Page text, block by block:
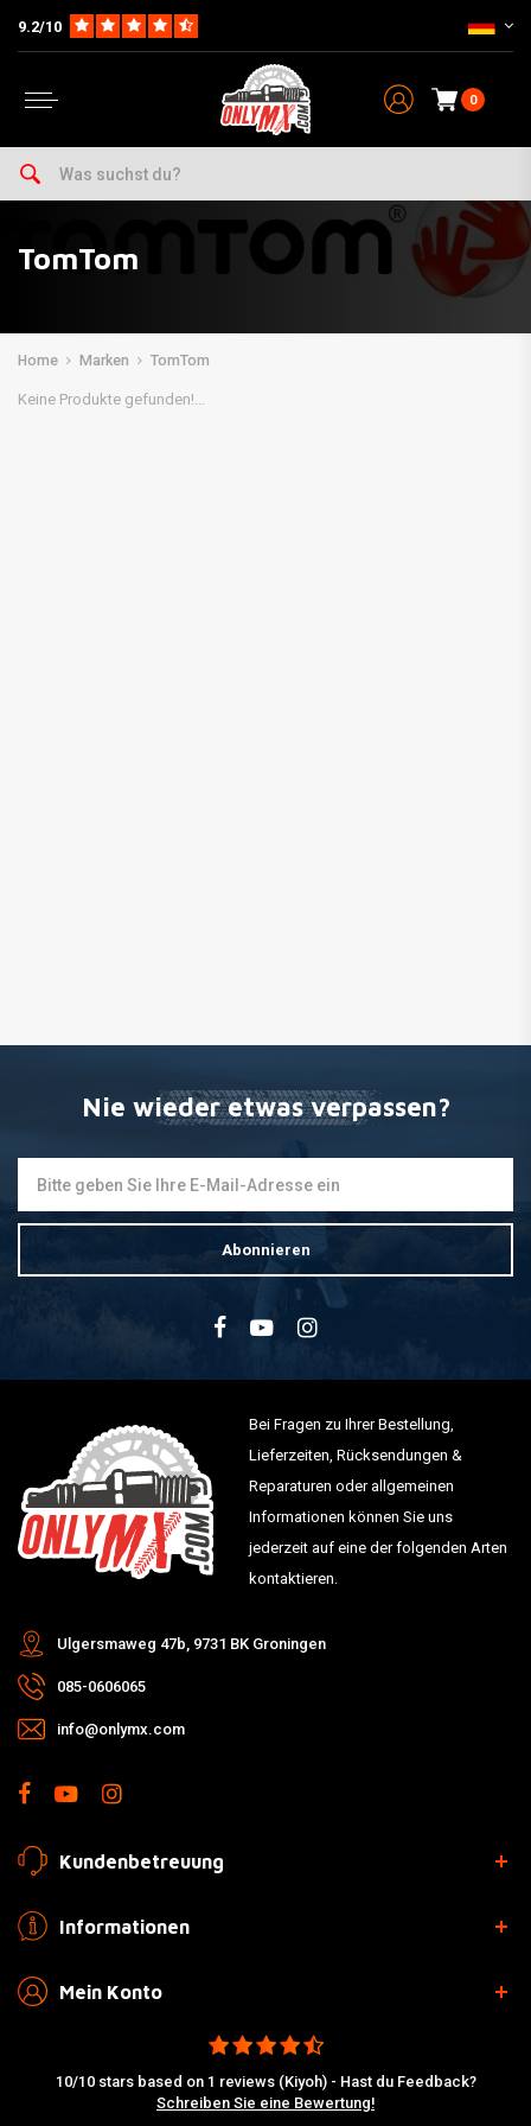
9.2/10
0
TomTom
Home Marken TomTom
Keine Produkte gefunden!...
Nie wieder etwas verpassen?
Abonnieren
Bei Fragen zu Ihrer Bestellung,
Lieferzeiten, Rücksendungen &
Reparaturen oder allgemeinen
Informationen können Sie uns
jederzeit auf eine der folgenden Arten
kontaktieren.
Ulgersmaweg 47b, 9731 BK Groningen
085-0606065
info@onlymx.com
Kundenbetreuung
Informationen
Mein Konto
10/10 stars based on 1 reviews (Kiyoh) - Hast du Feedback?
Schreiben Sie eine Bewertung!